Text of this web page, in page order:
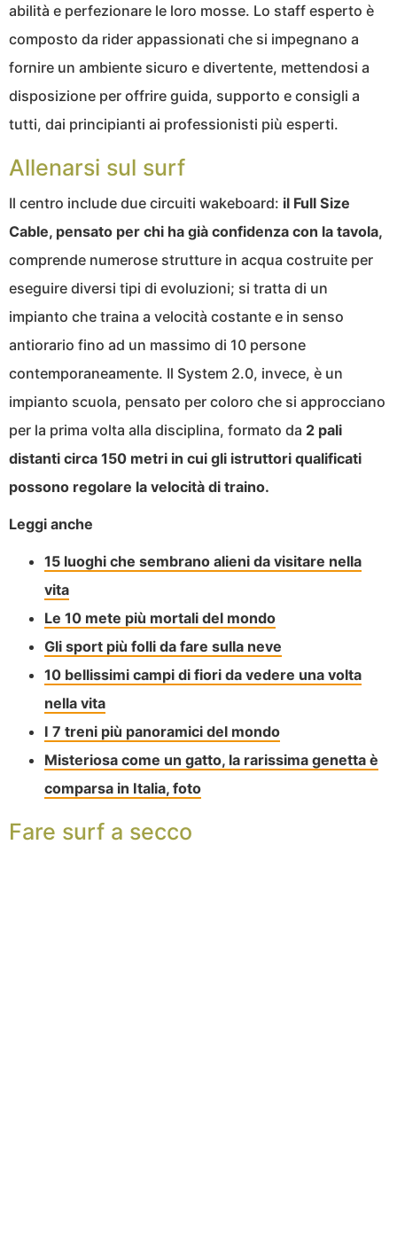
abilità e perfezionare le loro mosse. Lo staff esperto è
composto da rider appassionati che si impegnano a
fornire un ambiente sicuro e divertente, mettendosi a
disposizione per offrire guida, supporto e consigli a
tutti, dai principianti ai professionisti più esperti.
Allenarsi sul surf
Il centro include due circuiti wakeboard: il Full Size
Cable, pensato per chi ha già confidenza con la tavola,
comprende numerose strutture in acqua costruite per
eseguire diversi tipi di evoluzioni; si tratta di un
impianto che traina a velocità costante e in senso
antiorario fino ad un massimo di 10 persone
contemporaneamente. Il System 2.0, invece, è un
impianto scuola, pensato per coloro che si approcciano
per la prima volta alla disciplina, formato da 2 pali
distanti circa 150 metri in cui gli istruttori qualificati
possono regolare la velocità di traino.
Leggi anche
15 luoghi che sembrano alieni da visitare nella
vita
Le 10 mete più mortali del mondo
Gli sport più folli da fare sulla neve
10 bellissimi campi di fiori da vedere una volta
nella vita
I 7 treni più panoramici del mondo
Misteriosa come un gatto, la rarissima genetta è
comparsa in Italia, foto
Fare surf a secco